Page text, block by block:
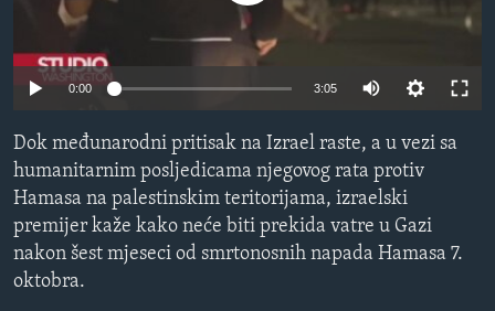
MAGAZIN
O GLASU AMERIKE
PRATITE NAS
Jezici
0:00 3:05
Dok međunarodni pritisak na Izrael raste, a u vezi sa
humanitarnim posljedicama njegovog rata protiv
Hamasa na palestinskim teritorijama, izraelski
premijer kaže kako neće biti prekida vatre u Gazi
nakon šest mjeseci od smrtonosnih napada Hamasa 7.
oktobra.